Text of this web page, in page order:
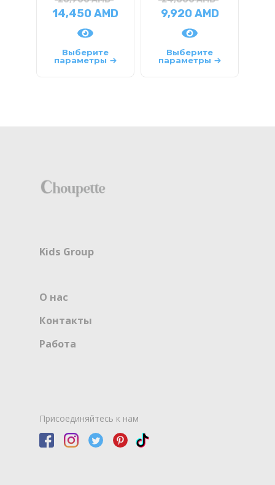
14,450AMD
Выберите
параметры
9,920AMD
Выберите
параметры
Kids Group
О нас
Контакты
Работа
Присоединяйтесь к нам